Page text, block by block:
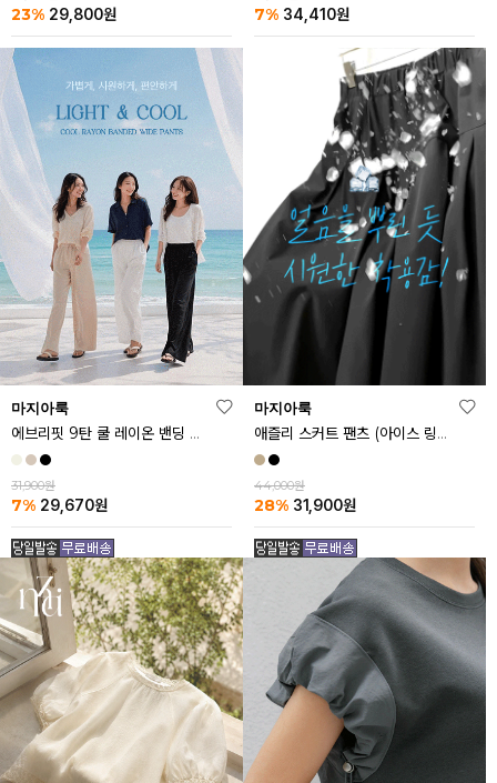
23% 29,800원 7% 34,410원
마지아룩
에브리핏 9탄 쿨 레이온 밴딩 와이드 팬츠
31,900원
7% 29,670원
마지아룩
애즐리 스커트 팬츠 (아이스 링클프리ver.)
44,000원
28% 31,900원